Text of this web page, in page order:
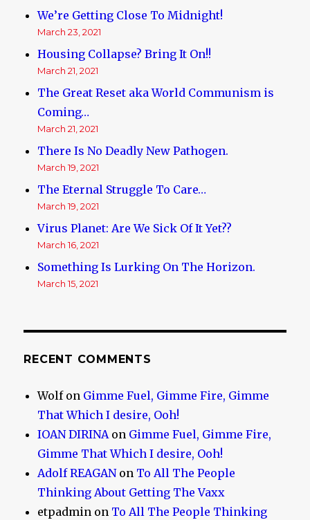
We’re Getting Close To Midnight!
March 23, 2021
Housing Collapse? Bring It On!!
March 21, 2021
The Great Reset aka World Communism is
Coming…
March 21, 2021
There Is No Deadly New Pathogen.
March 19, 2021
The Eternal Struggle To Care…
March 19, 2021
Virus Planet: Are We Sick Of It Yet??
March 16, 2021
Something Is Lurking On The Horizon.
March 15, 2021
RECENT COMMENTS
Wolfon Gimme Fuel, Gimme Fire, Gimme
That Which I desire, Ooh!
IOAN DIRINAon Gimme Fuel, Gimme Fire,
Gimme That Which I desire, Ooh!
Adolf REAGANon To All The People
Thinking About Getting The Vaxx
etpadmin on To All The People Thinking